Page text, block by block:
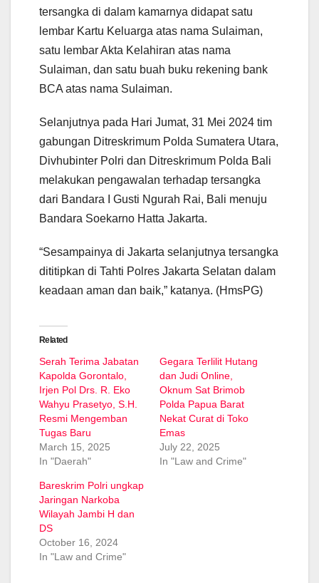
tersangka di dalam kamarnya didapat satu
lembar Kartu Keluarga atas nama Sulaiman,
satu lembar Akta Kelahiran atas nama
Sulaiman, dan satu buah buku rekening bank
BCA atas nama Sulaiman.
Selanjutnya pada Hari Jumat, 31 Mei 2024 tim
gabungan Ditreskrimum Polda Sumatera Utara,
Divhubinter Polri dan Ditreskrimum Polda Bali
melakukan pengawalan terhadap tersangka
dari Bandara I Gusti Ngurah Rai, Bali menuju
Bandara Soekarno Hatta Jakarta.
“Sesampainya di Jakarta selanjutnya tersangka
dititipkan di Tahti Polres Jakarta Selatan dalam
keadaan aman dan baik,” katanya. (HmsPG)
Related
Serah Terima Jabatan
Kapolda Gorontalo,
Irjen Pol Drs. R. Eko
Wahyu Prasetyo, S.H.
Resmi Mengemban
Tugas Baru
March 15, 2025
In "Daerah"
Gegara Terlilit Hutang
dan Judi Online,
Oknum Sat Brimob
Polda Papua Barat
Nekat Curat di Toko
Emas
July 22, 2025
In "Law and Crime"
Bareskrim Polri ungkap
Jaringan Narkoba
Wilayah Jambi H dan
DS
October 16, 2024
In "Law and Crime"